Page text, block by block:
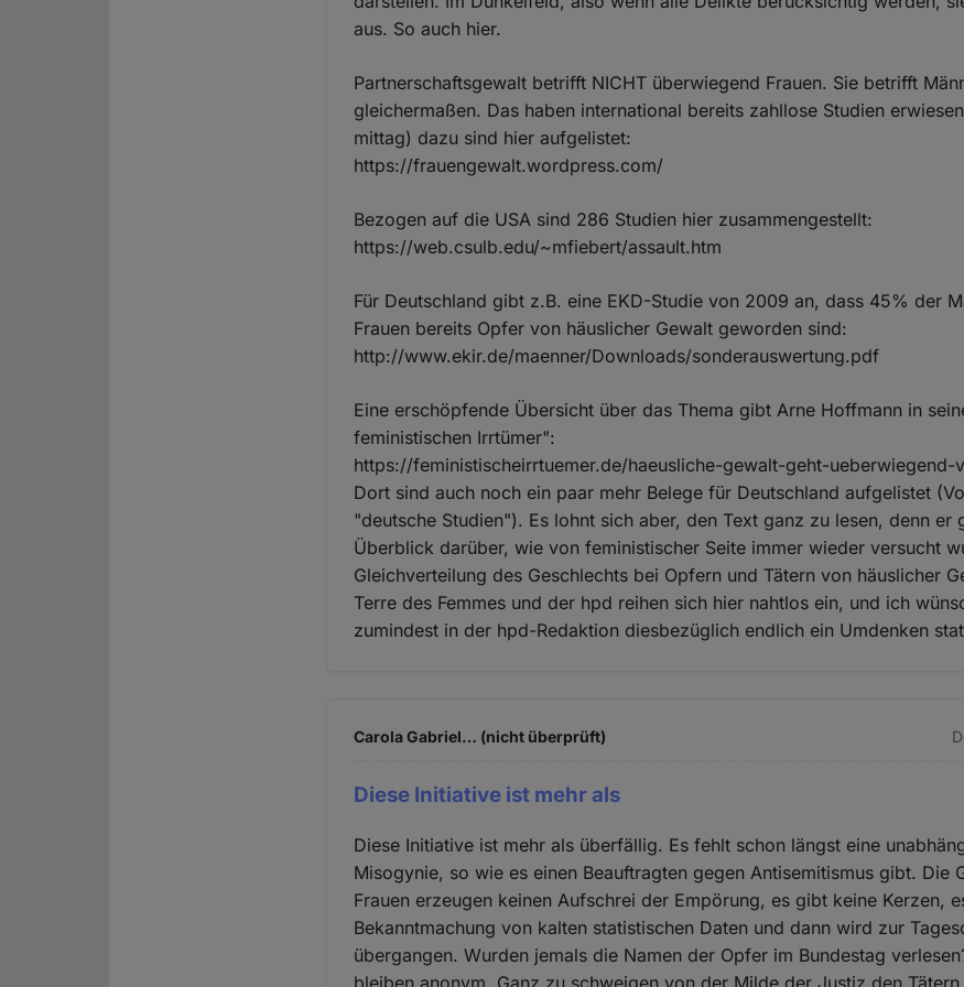
aus. So auch hier.
Partnerschaftsgewalt betrifft NICHT überwiegend Frauen. Sie betrifft
gleichermaßen. Das haben international bereits zahllose Studien
mittag) dazu sind hier aufgelistet:
https://frauengewalt.wordpress.com/
Bezogen auf die USA sind 286 Studien hier zusammengestellt:
https://web.csulb.edu/~mfiebert/assault.htm
Für Deutschland gibt z.B. eine EKD-Studie von 2009 an, dass 45% der
Frauen bereits Opfer von häuslicher Gewalt geworden sind:
http://www.ekir.de/maenner/Downloads/sonderauswertung.pdf
Eine erschöpfende Übersicht über das Thema gibt Arne Hoffmann in
feministischen Irrtümer":
https://feministischeirrtuemer.de/haeusliche-gewalt-geht-ueberwiegend-
Dort sind auch noch ein paar mehr Belege für Deutschland aufgelistet
"deutsche Studien"). Es lohnt sich aber, den Text ganz zu lesen, denn er
Überblick darüber, wie von feministischer Seite immer wieder versucht
Gleichverteilung des Geschlechts bei Opfern und Tätern von häuslicher
Terre des Femmes und der hpd reihen sich hier nahtlos ein, und ich
zumindest in der hpd-Redaktion diesbezüglich endlich ein Umdenken
Carola Gabriel… (nicht überprüft)
Diese Initiative ist mehr als
Diese Initiative ist mehr als überfällig. Es fehlt schon längst eine
Misogynie, so wie es einen Beauftragten gegen Antisemitismus gibt. Die
Frauen erzeugen keinen Aufschrei der Empörung, es gibt keine Kerzen,
Bekanntmachung von kalten statistischen Daten und dann wird zur
übergangen. Wurden jemals die Namen der Opfer im Bundestag
bleiben anonym. Ganz zu schweigen von der Milde der Justiz den Tätern